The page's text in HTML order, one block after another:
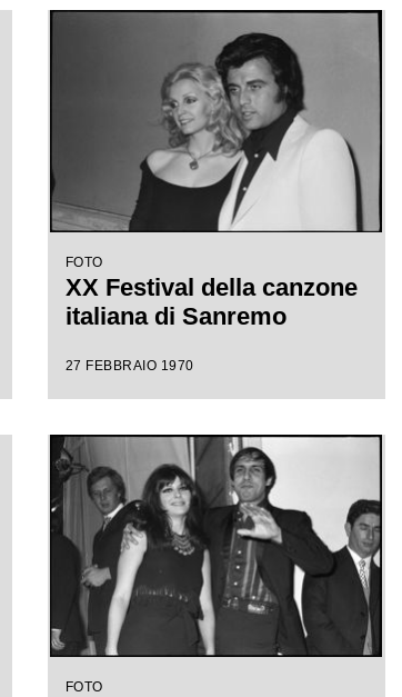
FOTO
XX Festival della canzone
italiana di Sanremo
27 FEBBRAIO 1970
FOTO